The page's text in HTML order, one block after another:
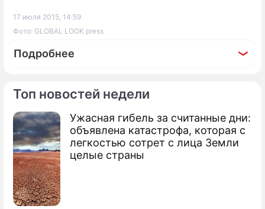
Топ новостей недели
Ужасная гибель за считанные дни:
объявлена катастрофа, которая с
легкостью сотрет с лица Земли
целые страны
17 июля 2015, 14:59
Фото: GLOBAL LOOK press
Подробнее
По теме
Продается паб лох-несского чудовища
Disney спас мир от чудовища
На Сахалине нашли неизвестное